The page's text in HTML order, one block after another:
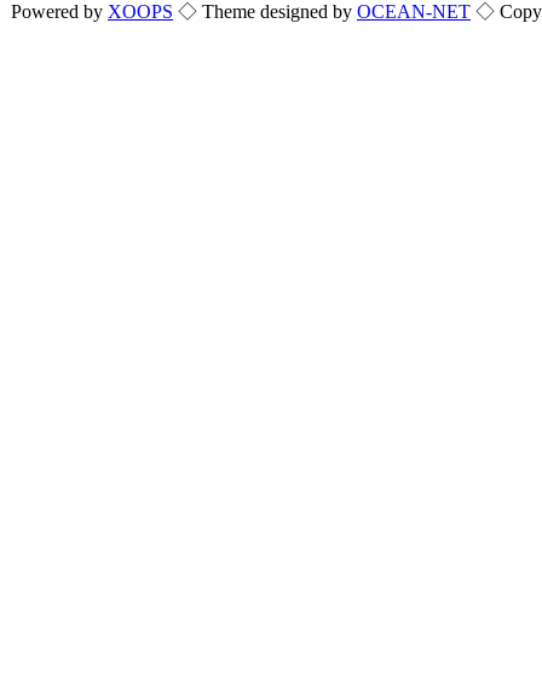
Powered by XOOPS ◇ Theme designed by OCEAN-NET ◇